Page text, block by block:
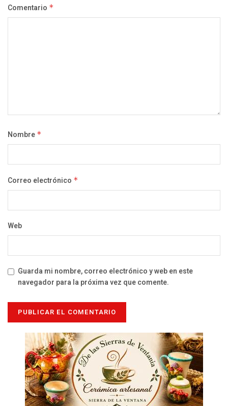
Comentario *
Nombre *
Correo electrónico *
Web
Guarda mi nombre, correo electrónico y web en este
navegador para la próxima vez que comente.